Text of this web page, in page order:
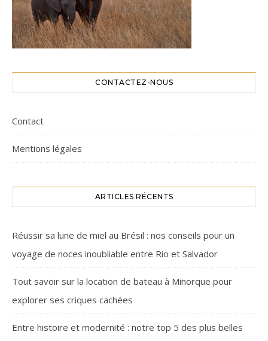
CONTACTEZ-NOUS
Contact
Mentions légales
ARTICLES RÉCENTS
Réussir sa lune de miel au Brésil : nos conseils pour un
voyage de noces inoubliable entre Rio et Salvador
Tout savoir sur la location de bateau à Minorque pour
explorer ses criques cachées
Entre histoire et modernité : notre top 5 des plus belles